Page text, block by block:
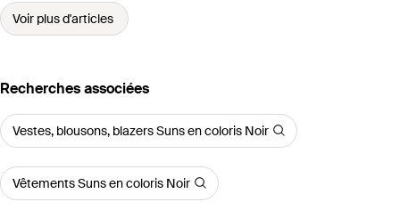
Voir plus d'articles
Recherches associées
Vestes, blousons, blazers Suns en coloris Noir
Vêtements Suns en coloris Noir